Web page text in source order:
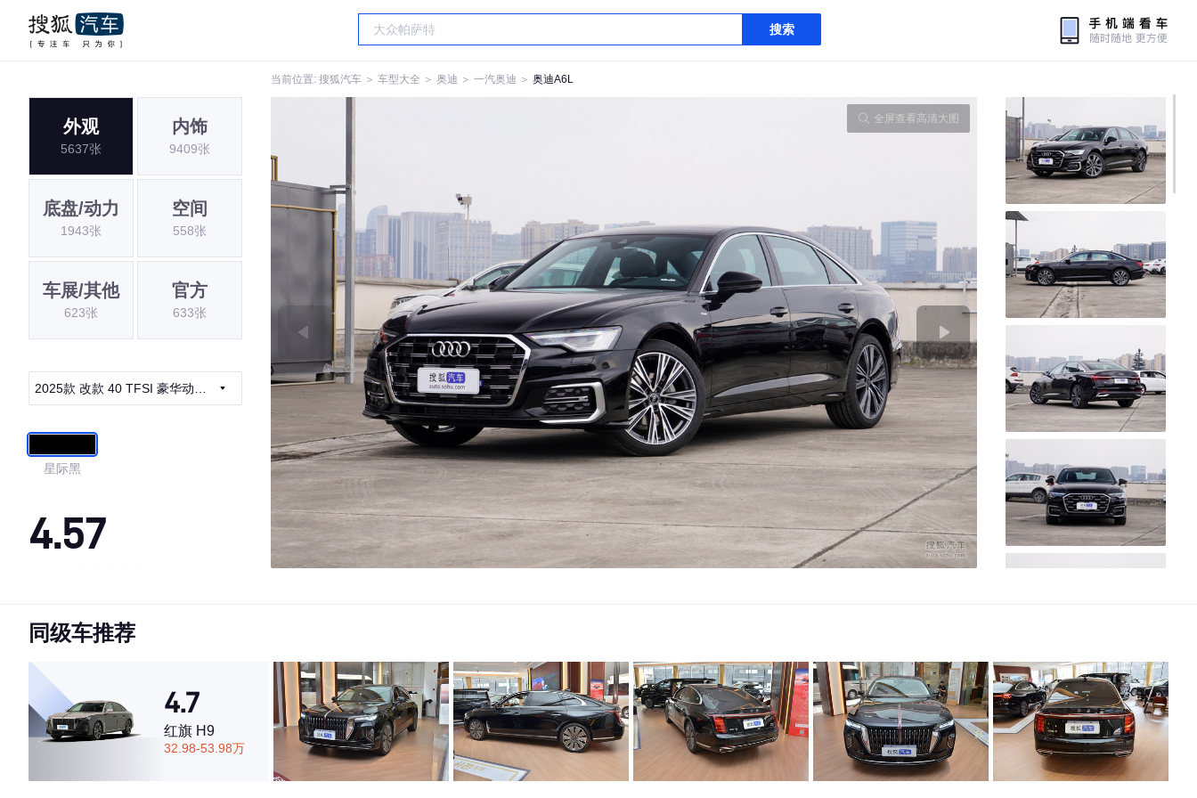
搜索
当前位置: 搜狐汽车 ＞ 车型大全 ＞ 奥迪 ＞ 一汽奥迪 ＞ 奥迪A6L
外观
5637张
内饰
9409张
底盘/动力
1943张
空间
558张
车展/其他
623张
官方
633张
2025款 改款 40 TFSI 豪华动感
星际黑
4.57
·内饰表现一般，低于67%同级车
·空间表现一般，低于54%同级车
全屏查看高清大图
同级车推荐
4.7
红旗 H9
32.98-53.98万